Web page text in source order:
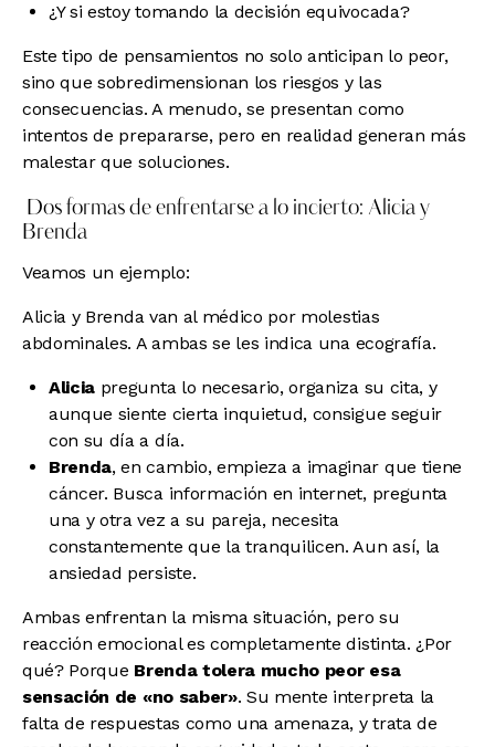
¿Y si estoy tomando la decisión equivocada?
Este tipo de pensamientos no solo anticipan lo peor,
sino que sobredimensionan los riesgos y las
consecuencias. A menudo, se presentan como
intentos de prepararse, pero en realidad generan más
malestar que soluciones.
Dos formas de enfrentarse a lo incierto: Alicia y
Brenda
Veamos un ejemplo:
Alicia y Brenda van al médico por molestias
abdominales. A ambas se les indica una ecografía.
Alicia pregunta lo necesario, organiza su cita, y
aunque siente cierta inquietud, consigue seguir
con su día a día.
Brenda, en cambio, empieza a imaginar que tiene
cáncer. Busca información en internet, pregunta
una y otra vez a su pareja, necesita
constantemente que la tranquilicen. Aun así, la
ansiedad persiste.
Ambas enfrentan la misma situación, pero su
reacción emocional es completamente distinta. ¿Por
qué? Porque Brenda tolera mucho peor esa
sensación de «no saber». Su mente interpreta la
falta de respuestas como una amenaza, y trata de